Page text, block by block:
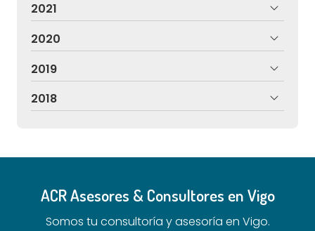
2021
2020
2019
2018
ACR Asesores & Consultores en Vigo
Somos tu consultoría y asesoría en Vigo.